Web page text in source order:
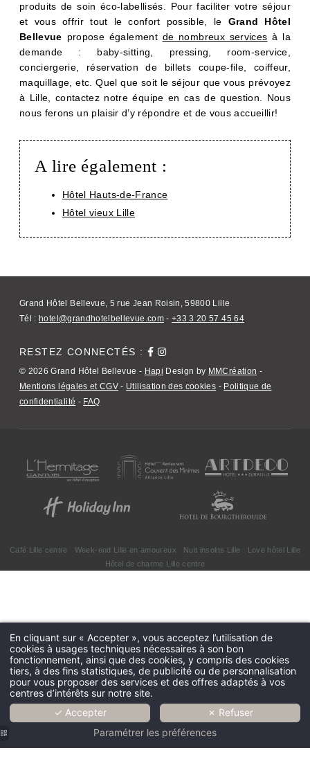
produits de soin éco-labellisés. Pour faciliter votre séjour
et vous offrir tout le confort possible, le Grand Hôtel
Bellevue propose également de nombreux services à la
demande : baby-sitting, pressing, room-service,
conciergerie, réservation de billets coupe-file, coiffeur,
maquillage, etc. Quel que soit le séjour que vous prévoyez
à Lille, contactez notre équipe en cas de question. Nous
nous ferons un plaisir d’y répondre et de vous accueillir!
A lire également :
Hôtel Hauts-de-France
Hôtel vieux Lille
Grand Hôtel Bellevue, 5 rue Jean Roisin, 59800 Lille
Tél : hotel@grandhotelbellevue.com- +33 3 20 57 45 64
RESTEZ CONNECTÉS :
© 2026 Grand Hôtel Bellevue - Hapi Design by MMCréation -
Mentions légales et CGV - Utilisation des cookies - Politique de
confidentialité - FAQ
Café Lille centre Week-end Lille en amoureux Nuit insolite Lille
Love hôtel Lille
Hôtel de charme Lille centre
5 rue Jean Roisin 59800 Lille - France
hotel@grandhotelbellevue.com
En cliquant sur « Accepter », vous acceptez l’utilisation de
cookies à usages techniques nécessaires à son bon
fonctionnement, ainsi que des cookies, y compris des cookies
tiers, à des fins statistiques, de publicité ou de personnalisation
pour vous proposer des services et des offres adaptés à vos
centres d’intérêts sur notre site.
✓ Accepter
✗ Refuser
Paramétrer les préférences